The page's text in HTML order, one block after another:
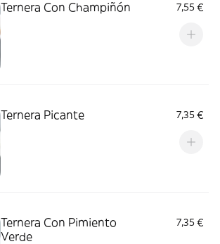
Ternera Con Champiñón 7,55 €
Ternera Picante 7,35 €
Ternera Con Pimiento
Verde
7,35 €